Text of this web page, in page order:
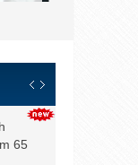
65